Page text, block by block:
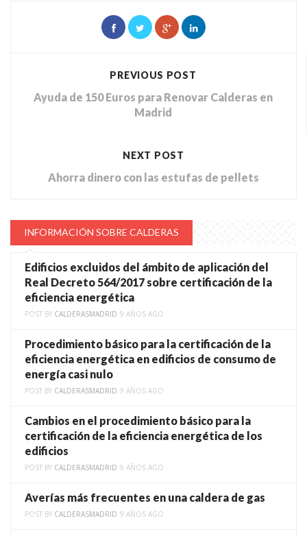
PREVIOUS POST
Ayuda de 150 Euros para Renovar Calderas en
Madrid
NEXT POST
Ahorra dinero con las estufas de pellets
INFORMACIÓN SOBRE CALDERAS
Edificios excluidos del ámbito de aplicación del
Real Decreto 564/2017 sobre certificación de la
eficiencia energética
POST BY CALDERASMADRID 9 AÑOS AGO
Procedimiento básico para la certificación de la
eficiencia energética en edificios de consumo de
energía casi nulo
POST BY CALDERASMADRID 9 AÑOS AGO
Cambios en el procedimiento básico para la
certificación de la eficiencia energética de los
edificios
POST BY CALDERASMADRID 9 AÑOS AGO
Averías más frecuentes en una caldera de gas
POST BY CALDERASMADRID 9 AÑOS AGO